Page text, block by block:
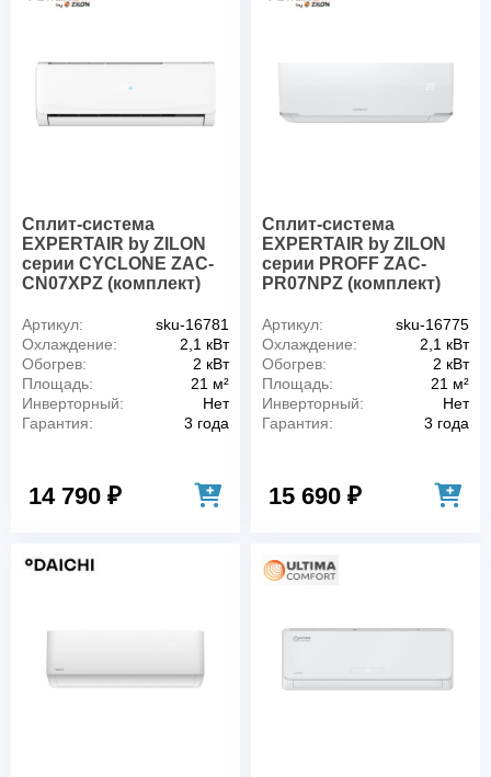
Сплит-система
EXPERTAIR by ZILON
серии CYCLONE ZAC-
CN07XPZ (комплект)
Артикул:
sku-16781
Охлаждение:
2,1 кВт
Обогрев:
2 кВт
Площадь:
21 м²
Инверторный:
Нет
Гарантия:
3 года
14 790 ₽
Сплит-система
EXPERTAIR by ZILON
серии PROFF ZAC-
PR07NPZ (комплект)
Артикул:
sku-16775
Охлаждение:
2,1 кВт
Обогрев:
2 кВт
Площадь:
21 м²
Инверторный:
Нет
Гарантия:
3 года
15 690 ₽